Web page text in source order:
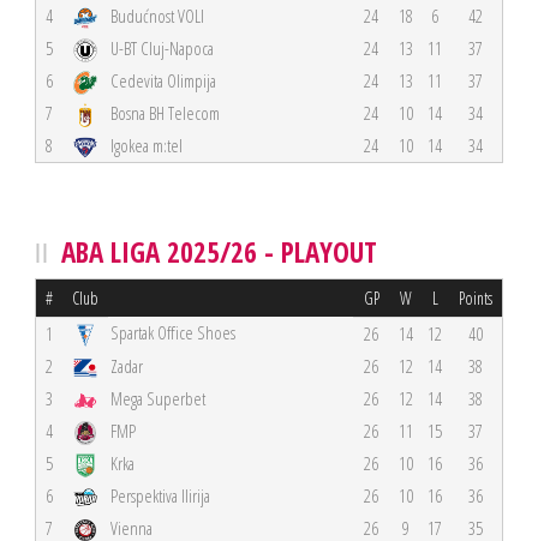
4
Budućnost VOLI 24 18 6
42
5
U-BT Cluj-Napoca 24 13 11
37
6
Cedevita Olimpija 24 13 11
37
7
Bosna BH Telecom 24 10 14
34
8
Igokea m:tel 24 10 14 34
ABA LIGA 2025/26 - PLAYOUT
# Club GP W L Points
1 Spartak Office Shoes 26 14 12
40
2
Zadar 26 12 14
38
3
Mega Superbet 26 12 14
38
4
FMP 26 11 15
37
5
Krka 26 10 16
36
6
Perspektiva Ilirija 26 10 16
36
7
Vienna 26 9 17
35